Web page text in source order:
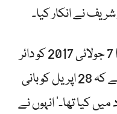
نے انکار کیا۔
شہباز شریف نے بتایا کہ ’دعویٰ ہذا 7 جولائی 2017 کو دائر
ہوا۔‘ ان کا کہنا تھا کہ ’یہ درست ہے کہ 28 اپریل کو بانی
کیا تھا۔‘ انہوں نے